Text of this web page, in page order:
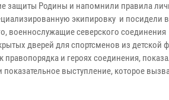
защиты Родины и напомнили правила
экипировку и посидели в
военнослужащие северского соединения
дверей для спортсменов из детской
и героях соединения,
выступление, которое